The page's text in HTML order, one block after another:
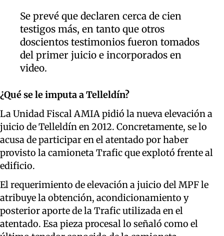
Se prevé que declaren cerca de cien
testigos más, en tanto que otros
doscientos testimonios fueron tomados
del primer juicio e incorporados en
video.
¿Qué se le imputa a Telleldín?
La Unidad Fiscal AMIA pidió la nueva elevación a
juicio de Telleldín en 2012. Concretamente, se lo
acusa de participar en el atentado por haber
provisto la camioneta Trafic que explotó frente al
edificio.
El requerimiento de elevación a juicio del MPF le
atribuye la obtención, acondicionamiento y
posterior aporte de la Trafic utilizada en el
atentado. Esa pieza procesal lo señaló como el